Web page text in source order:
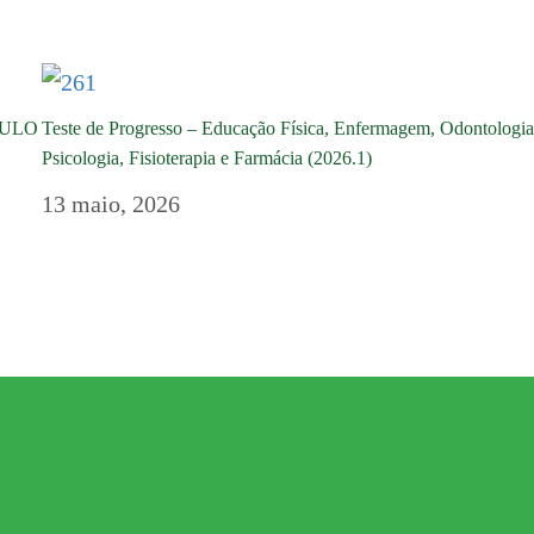
Teste de Progresso – Educação Física, Enfermagem,
Psicologia, Fisioterapia e Farmácia (2026.1)
13 maio, 2026